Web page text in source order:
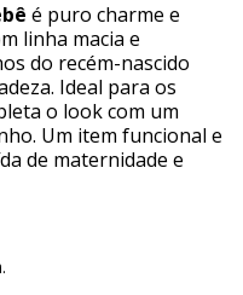
é puro charme e
linha macia e
do recém-nascido
Ideal para os
o look com um
Um item funcional e
de maternidade e